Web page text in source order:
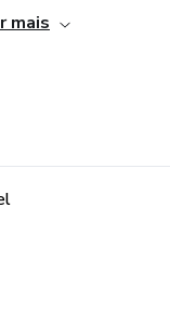
pressa em se adaptar
seus
mais